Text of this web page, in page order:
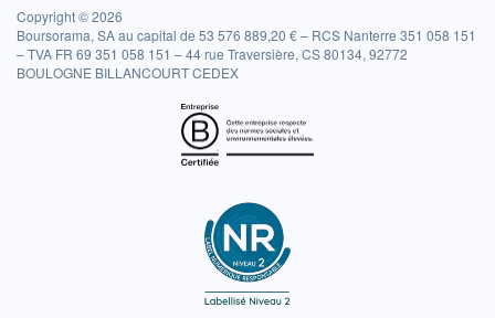
Copyright © 2026
Boursorama, SA au capital de 53 576 889,20 € – RCS Nanterre 351 058 151
– TVA FR 69 351 058 151 – 44 rue Traversière, CS 80134, 92772
BOULOGNE BILLANCOURT CEDEX